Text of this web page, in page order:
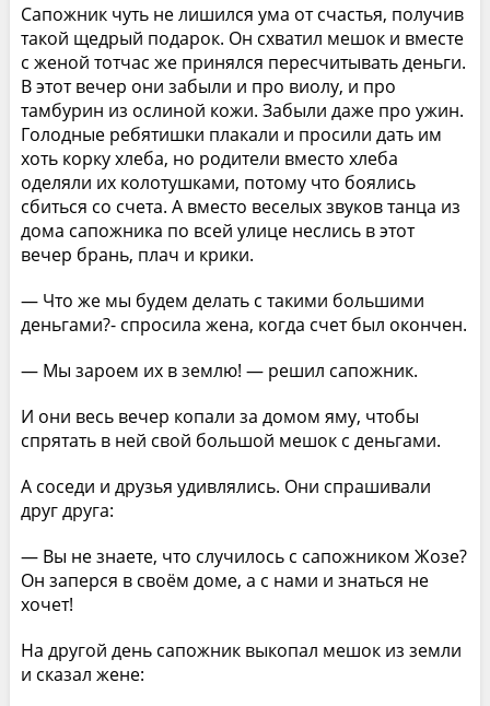
Сапожник чуть не лишился ума от счастья, получив
такой щедрый подарок. Он схватил мешок и вместе
с женой тотчас же принялся пересчитывать деньги.
В этот вечер они забыли и про виолу, и про
тамбурин из ослиной кожи. Забыли даже про ужин.
Голодные ребятишки плакали и просили дать им
хоть корку хлеба, но родители вместо хлеба
оделяли их колотушками, потому что боялись
сбиться со счета. А вместо веселых звуков танца из
дома сапожника по всей улице неслись в этот
вечер брань, плач и крики.
— Что же мы будем делать с такими большими
деньгами?- спросила жена, когда счет был окончен.
— Мы зароем их в землю! — решил сапожник.
И они весь вечер копали за домом яму, чтобы
спрятать в ней свой большой мешок с деньгами.
А соседи и друзья удивлялись. Они спрашивали
друг друга:
— Вы не знаете, что случилось с сапожником Жозе?
Он заперся в своём доме, а с нами и знаться не
хочет!
На другой день сапожник выкопал мешок из земли
и сказал жене: